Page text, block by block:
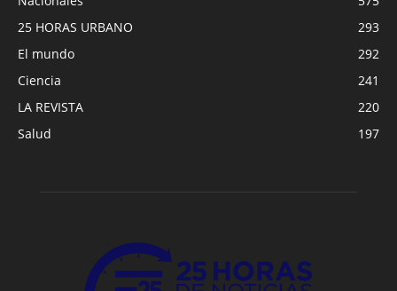
25 HORAS URBANO
293
El mundo
292
Ciencia
241
LA REVISTA
220
Salud
197